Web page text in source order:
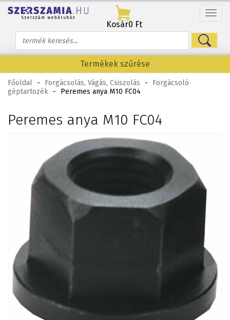
Menü
Kosár0 Ft
Termékek szűrése
Főoldal - Forgácsolás, Vágás, Csiszolás -
Forgácsoló
géptartozék - Peremes anya M10 FC04
Peremes anya M10 FC04